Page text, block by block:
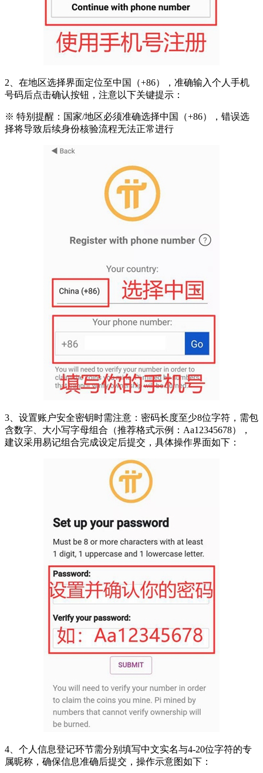
2、在地区选择界面定位至中国（+86），准确输入个人手机
号码后点击确认按钮，注意以下关键提示：
※ 特别提醒：国家/地区必须准确选择中国（+86），错误选
择将导致后续身份核验流程无法正常进行
3、设置账户安全密钥时需注意：密码长度至少8位字符，需包
含数字、大小写字母组合（推荐格式示例：Aa12345678），
建议采用易记组合完成设定后提交，具体操作界面如下：
4、个人信息登记环节需分别填写中文实名与4-20位字符的专
属昵称，确保信息准确后提交，操作示意图如下：